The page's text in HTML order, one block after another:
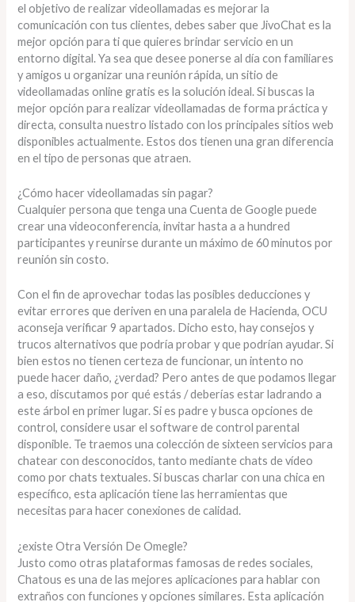
el objetivo de realizar videollamadas es mejorar la
comunicación con tus clientes, debes saber que JivoChat es la
mejor opción para ti que quieres brindar servicio en un
entorno digital. Ya sea que desee ponerse al día con familiares
y amigos u organizar una reunión rápida, un sitio de
videollamadas online gratis es la solución ideal. Si buscas la
mejor opción para realizar videollamadas de forma práctica y
directa, consulta nuestro listado con los principales sitios web
disponibles actualmente. Estos dos tienen una gran diferencia
en el tipo de personas que atraen.
¿Cómo hacer videollamadas sin pagar?
Cualquier persona que tenga una Cuenta de Google puede
crear una videoconferencia, invitar hasta a a hundred
participantes y reunirse durante un máximo de 60 minutos por
reunión sin costo.
Con el fin de aprovechar todas las posibles deducciones y
evitar errores que deriven en una paralela de Hacienda, OCU
aconseja verificar 9 apartados. Dicho esto, hay consejos y
trucos alternativos que podría probar y que podrían ayudar. Si
bien estos no tienen certeza de funcionar, un intento no
puede hacer daño, ¿verdad? Pero antes de que podamos llegar
a eso, discutamos por qué estás / deberías estar ladrando a
este árbol en primer lugar. Si es padre y busca opciones de
control, considere usar el software de control parental
disponible. Te traemos una colección de sixteen servicios para
chatear con desconocidos, tanto mediante chats de vídeo
como por chats textuales. Si buscas charlar con una chica en
específico, esta aplicación tiene las herramientas que
necesitas para hacer conexiones de calidad.
¿existe Otra Versión De Omegle?
Justo como otras plataformas famosas de redes sociales,
Chatous es una de las mejores aplicaciones para hablar con
extraños con funciones y opciones similares. Esta aplicación